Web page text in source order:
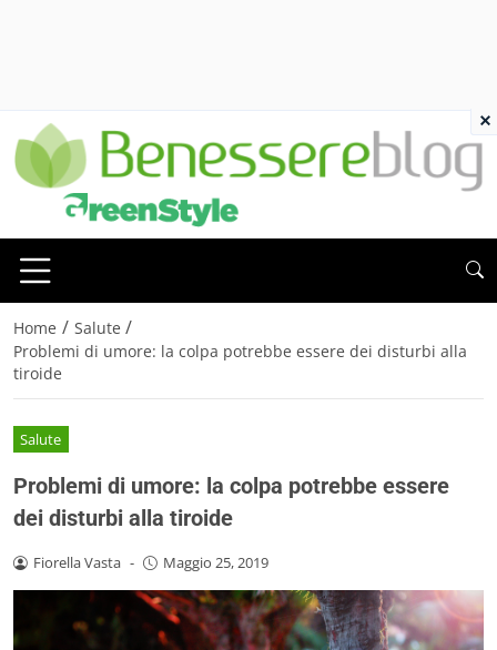
Home / Salute /
Problemi di umore: la colpa potrebbe essere dei disturbi alla
tiroide
Salute
Problemi di umore: la colpa potrebbe essere
dei disturbi alla tiroide
Fiorella Vasta - Maggio 25, 2019
×